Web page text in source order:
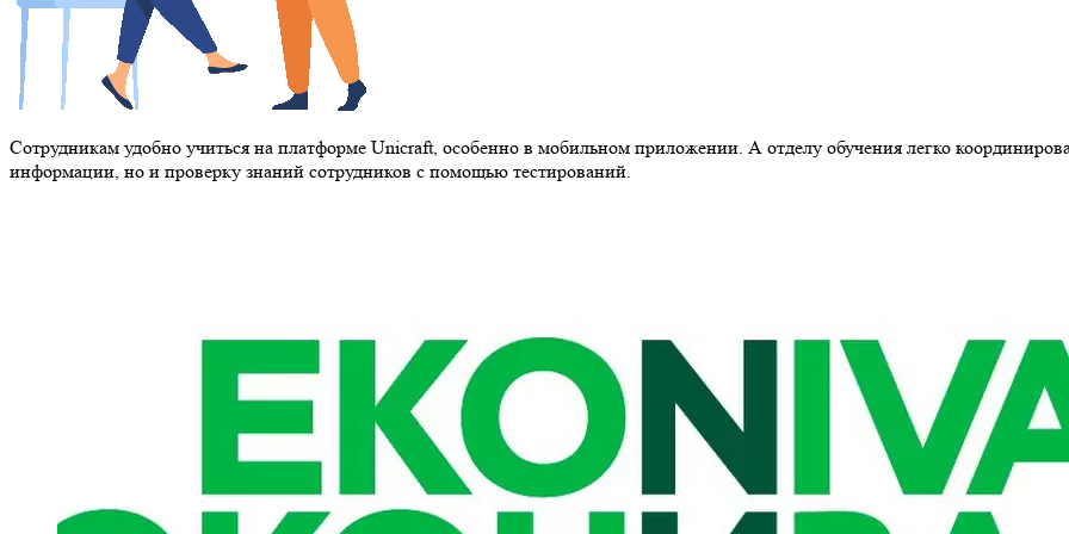
Сотрудникам удобно учиться на платформе Unicraft, особенно в мобильном приложении. А отделу обучения легко
информации, но и проверку знаний сотрудников с помощью тестирований.